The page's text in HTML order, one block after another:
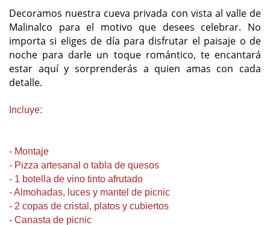
Decoramos nuestra cueva privada con vista al valle de
Malinalco para el motivo que desees celebrar. No
importa si eliges de día para disfrutar el paisaje o de
noche para darle un toque romántico, te encantará
estar aquí y sorprenderás a quien amas con cada
detalle.
Incluye:
- Montaje
- Pizza artesanal o tabla de quesos
- 1 botella de vino tinto afrutado
- Almohadas, luces y mantel de picnic
- 2 copas de cristal, platos y cubiertos
- Canasta de picnic